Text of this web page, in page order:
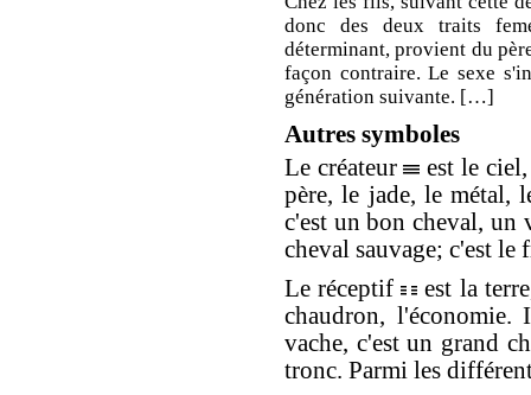
donc des deux traits
déterminant, provient du
façon contraire. Le sexe
génération suivante. […]
Autres symboles
Le créateur
est le
père, le jade, le métal,
c'est un bon cheval, un
cheval sauvage; c'est le
Le réceptif
est la
chaudron,
vache, c'est un grand
tronc. Parmi les